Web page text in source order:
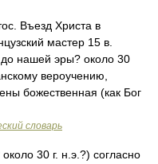
Въезд Христа в
мастер 15 в.
нашей эры? около 30
вероучению,
божественная (как Бог
словарь
30 г. н.э.?) согласно